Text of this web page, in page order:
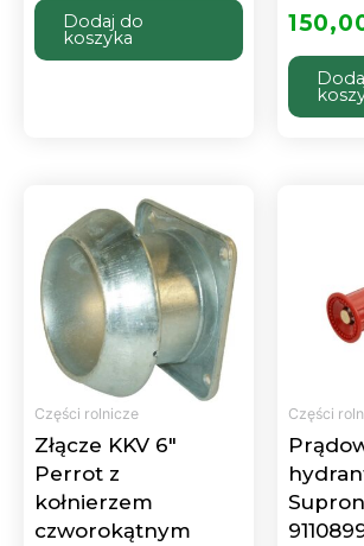
Dodaj do
koszyka
Części rolnicze
Złącze KKV 6″
Perrot z
kołnierzem
czworokątnym
Części